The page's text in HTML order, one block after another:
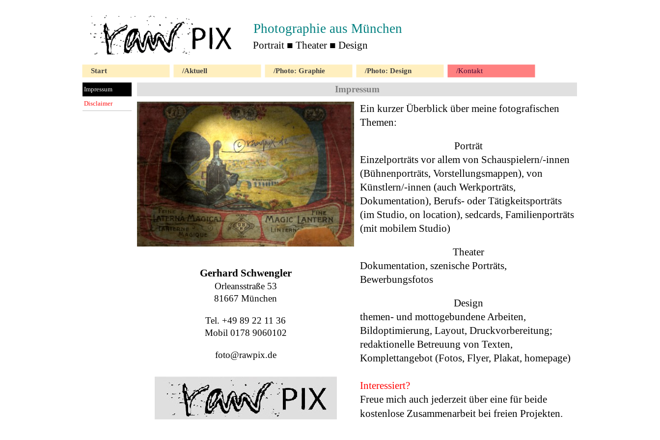
Photographie aus München
Portrait ■ Theater ■ Design
Start /Aktuell /Photo: Graphie /Photo: Design /Kontakt
Impressum
Disclaimer
Impressum
Ein kurzer Überblick über meine fotografischen
Themen:
Porträt
Einzelporträts vor allem von Schauspielern/-innen
(Bühnenporträts, Vorstellungsmappen), von
Künstlern/-innen (auch Werkporträts,
Dokumentation), Berufs- oder Tätigkeitsporträts
(im Studio, on location), sedcards, Familienporträts
(mit mobilem Studio)
Theater
Dokumentation, szenische Porträts,
Bewerbungsfotos
Design
themen- und mottogebundene Arbeiten,
Bildoptimierung, Layout, Druckvorbereitung;
redaktionelle Betreuung von Texten,
Komplettangebot (Fotos, Flyer, Plakat, homepage)
Interessiert?
Freue mich auch jederzeit über eine für beide
kostenlose Zusammenarbeit bei freien Projekten.
Gerhard Schwengler
Orleansstraße 53
81667 München
Tel. +49 89 22 11 36
Mobil 0178 9060102
foto@rawpix.de